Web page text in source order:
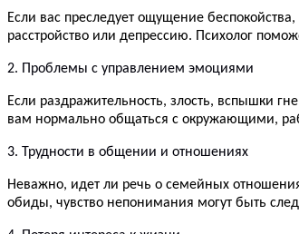
Если вас преследует ощущение
расстройство или депрессию. Психолог
2. Проблемы с управлением эмоциями
Если раздражительность, злость, вспышки
вам нормально общаться с окружающими,
3. Трудности в общении и отношениях
Неважно, идет ли речь о семейных
обиды, чувство непонимания могут быть